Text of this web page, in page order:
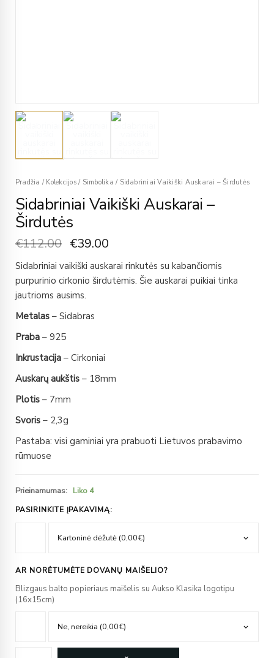
Pradžia / Kolekcijos / Simbolika /Sidabriniai Vaikiški Auskarai – Širdutės
Sidabriniai Vaikiški Auskarai –
Širdutės
€112.00 €39.00
Sidabriniai vaikiški auskarai rinkutės su kabančiomis
purpurinio cirkonio širdutėmis. Šie auskarai puikiai tinka
jautrioms ausims.
Metalas – Sidabras
Praba – 925
Inkrustacija – Cirkoniai
Auskarų aukštis – 18mm
Plotis – 7mm
Svoris – 2,3g
Pastaba: visi gaminiai yra prabuoti Lietuvos prabavimo
rūmuose
Prieinamumas: Liko 4
PASIRINKITE ĮPAKAVIMĄ:
AR NORĖTUMĖTE DOVANŲ MAIŠELIO?
Blizgaus balto popieriaus maišelis su Aukso Klasika logotipu
(16x15cm)